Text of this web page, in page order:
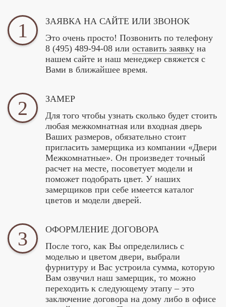
1
ЗАЯВКА НА САЙТЕ ИЛИ ЗВОНОК
Это очень просто! Позвонить по телефону
8 (495) 489-94-08 или оставить заявку на
нашем сайте и наш менеджер свяжется с
Вами в ближайшее время.
2
ЗАМЕР
Для того чтобы узнать сколько будет стоить
любая межкомнатная или входная дверь
Ваших размеров, обязательно стоит
пригласить замерщика из компании «Двери
Межкомнатные». Он произведет точный
расчет на месте, посоветует модели и
поможет подобрать цвет. У наших
замерщиков при себе имеется каталог
цветов и модели дверей.
3
ОФОРМЛЕНИЕ ДОГОВОРА
После того, как Вы определились с
моделью и цветом двери, выбрали
фурнитуру и Вас устроила сумма, которую
Вам озвучил наш замерщик, то можно
переходить к следующему этапу – это
заключение договора на дому либо в офисе